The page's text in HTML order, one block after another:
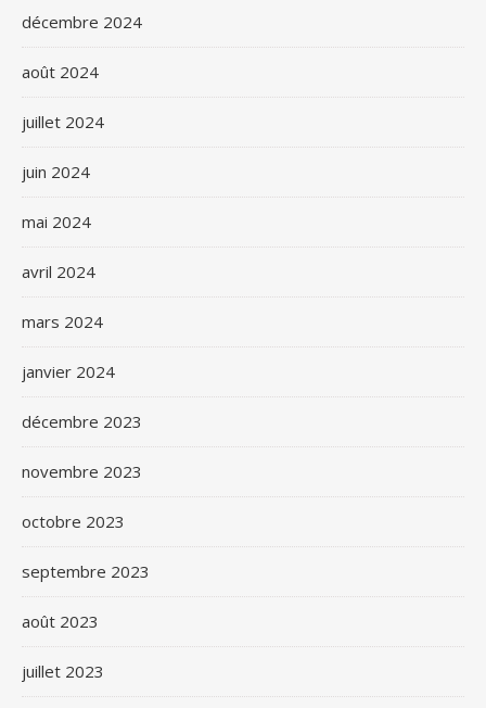
décembre 2024
août 2024
juillet 2024
juin 2024
mai 2024
avril 2024
mars 2024
janvier 2024
décembre 2023
novembre 2023
octobre 2023
septembre 2023
août 2023
juillet 2023